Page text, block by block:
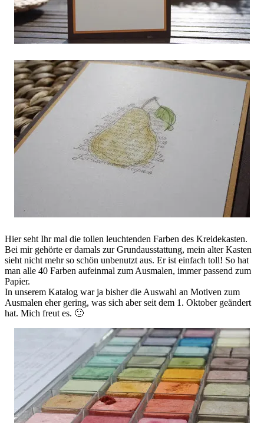
Hier seht Ihr mal die tollen leuchtenden Farben des Kreidekasten.
Bei mir gehörte er damals zur Grundausstattung, mein alter Kasten
sieht nicht mehr so schön unbenutzt aus. Er ist einfach toll! So hat
man alle 40 Farben aufeinmal zum Ausmalen, immer passend zum
Papier.
In unserem Katalog war ja bisher die Auswahl an Motiven zum
Ausmalen eher gering, was sich aber seit dem 1. Oktober geändert
hat. Mich freut es. 🙂